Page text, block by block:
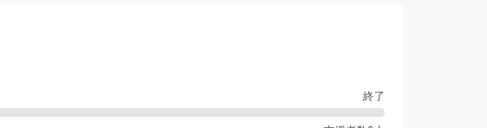
終了